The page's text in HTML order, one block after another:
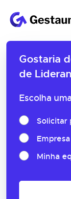
Gostaria
de
Escolha
Solicitar
Minha